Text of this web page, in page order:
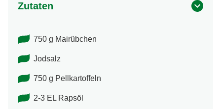
Zutaten
750 g Mairübchen
Jodsalz
750 g Pellkartoffeln
2-3 EL Rapsöl